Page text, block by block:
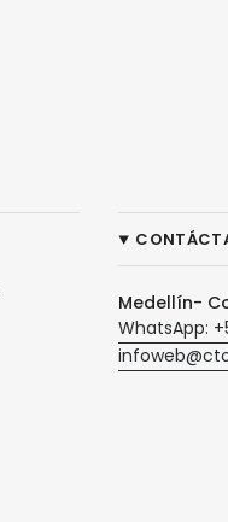
Medellín-
WhatsApp: